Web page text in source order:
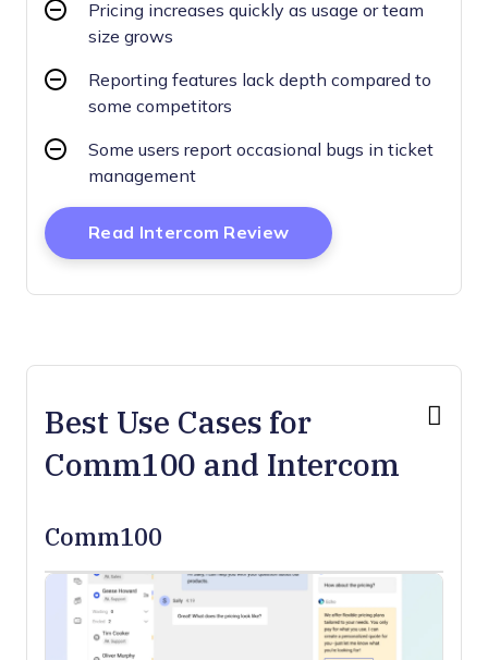
Pricing increases quickly as usage or team
size grows
Reporting features lack depth compared to
some competitors
Some users report occasional bugs in ticket
management
Read Intercom ReviewOpens New Window
Best Use Cases for
Comm100 and Intercom
Comm100